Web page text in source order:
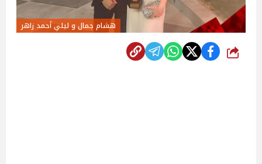
هشام جمال و ليلي أحمد زاهر
شارك